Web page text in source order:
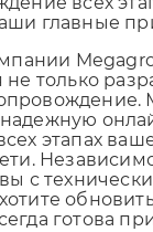
только
этапах
Независимо
с
обновить
готова